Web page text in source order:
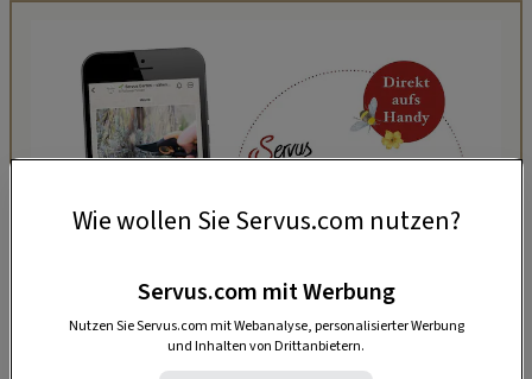
„Servus Garten“ auf WhatsApp
Wie wollen Sie Servus.com nutzen?
Servus.com mit Werbung
Nutzen Sie Servus.com mit Webanalyse, personalisierter Werbung
und Inhalten von Drittanbietern.